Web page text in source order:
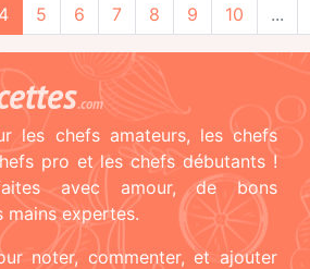
4 5 6 7 8 9 10 ...
.com
les chefs amateurs, les chefs
pro et les chefs débutants !
avec amour, de bons
mains expertes.
noter, commenter, et ajouter